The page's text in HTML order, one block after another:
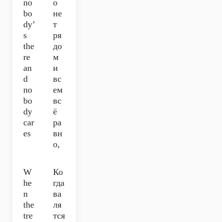
no
bo
dy’
s
the
re
an
d
no
bo
dy
car
es
о
не
т
ря
до
м
и
вс
ем
вс
ё
ра
вн
о,
W
he
n
the
tre
Ко
гда
ва
ля
тся